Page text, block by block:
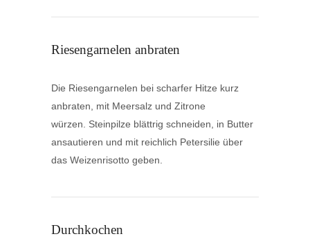
Riesengarnelen anbraten
Die Riesengarnelen bei scharfer Hitze kurz
anbraten, mit Meersalz und Zitrone
würzen. Steinpilze blättrig schneiden, in Butter
ansautieren und mit reichlich Petersilie über
das Weizenrisotto geben.
Durchkochen